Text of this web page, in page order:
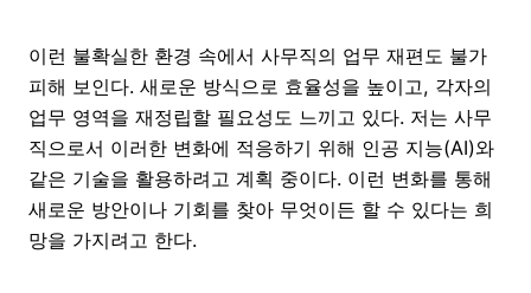
이런 불확실한 환경 속에서 사무직의 업무 재편도 불가
피해 보인다. 새로운 방식으로 효율성을 높이고, 각자의
업무 영역을 재정립할 필요성도 느끼고 있다. 저는 사무
직으로서 이러한 변화에 적응하기 위해 인공 지능(AI)와
같은 기술을 활용하려고 계획 중이다. 이런 변화를 통해
새로운 방안이나 기회를 찾아 무엇이든 할 수 있다는 희
망을 가지려고 한다.